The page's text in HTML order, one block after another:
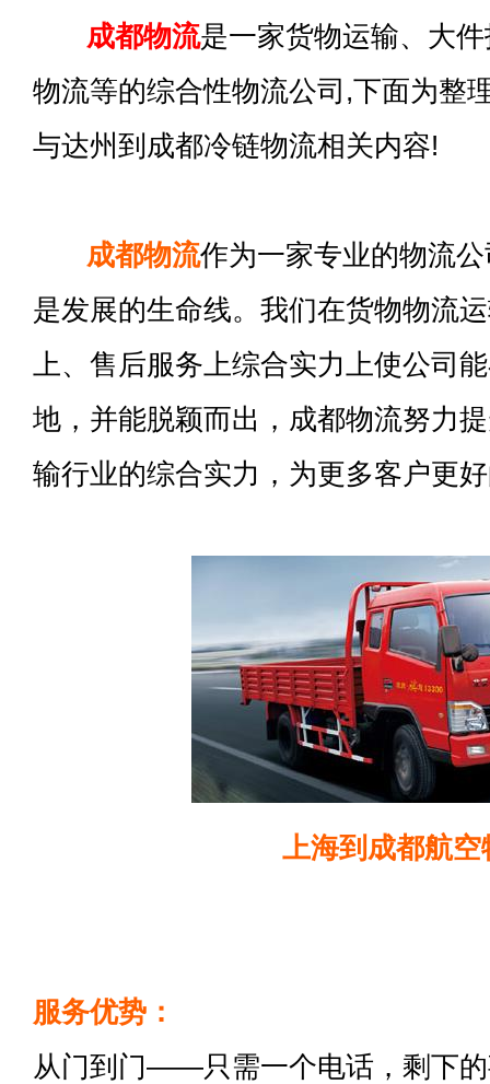
成都物流是一家货物运输、大
物流等的综合性物流公司,下面为整
与达州到成都冷链物流相关内容!
成都物流作为一家专业的物流
是发展的生命线。我们在货物物流
上、售后服务上综合实力上使公司
地，并能脱颖而出，成都物流努力
输行业的综合实力，为更多客户更
上海到成都航空
服务优势：
从门到门——只需一个电话，剩下